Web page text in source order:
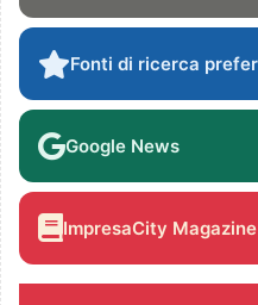
Fonti di ricerca
Google News
ImpresaCity Magazine